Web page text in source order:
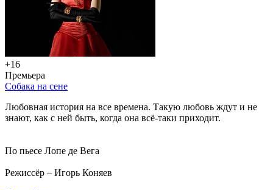
+16
Премьера
Собака на сене
Любовная история на все времена. Такую любовь ждут и не
знают, как с ней быть, когда она всё-таки приходит.
По пьесе Лопе де Вега
Режиссёр – Игорь Коняев